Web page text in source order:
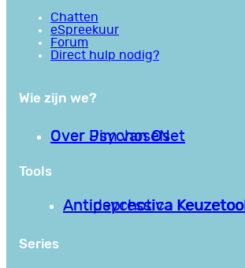
Chatten
eSpreekuur
Forum
Direct hulp nodig?
Wie zijn we?
Over PsychoseNet
Over Jim van Os
Tools
Antipsychotica Keuzetool
Antidepressiva Keuzetool
Series